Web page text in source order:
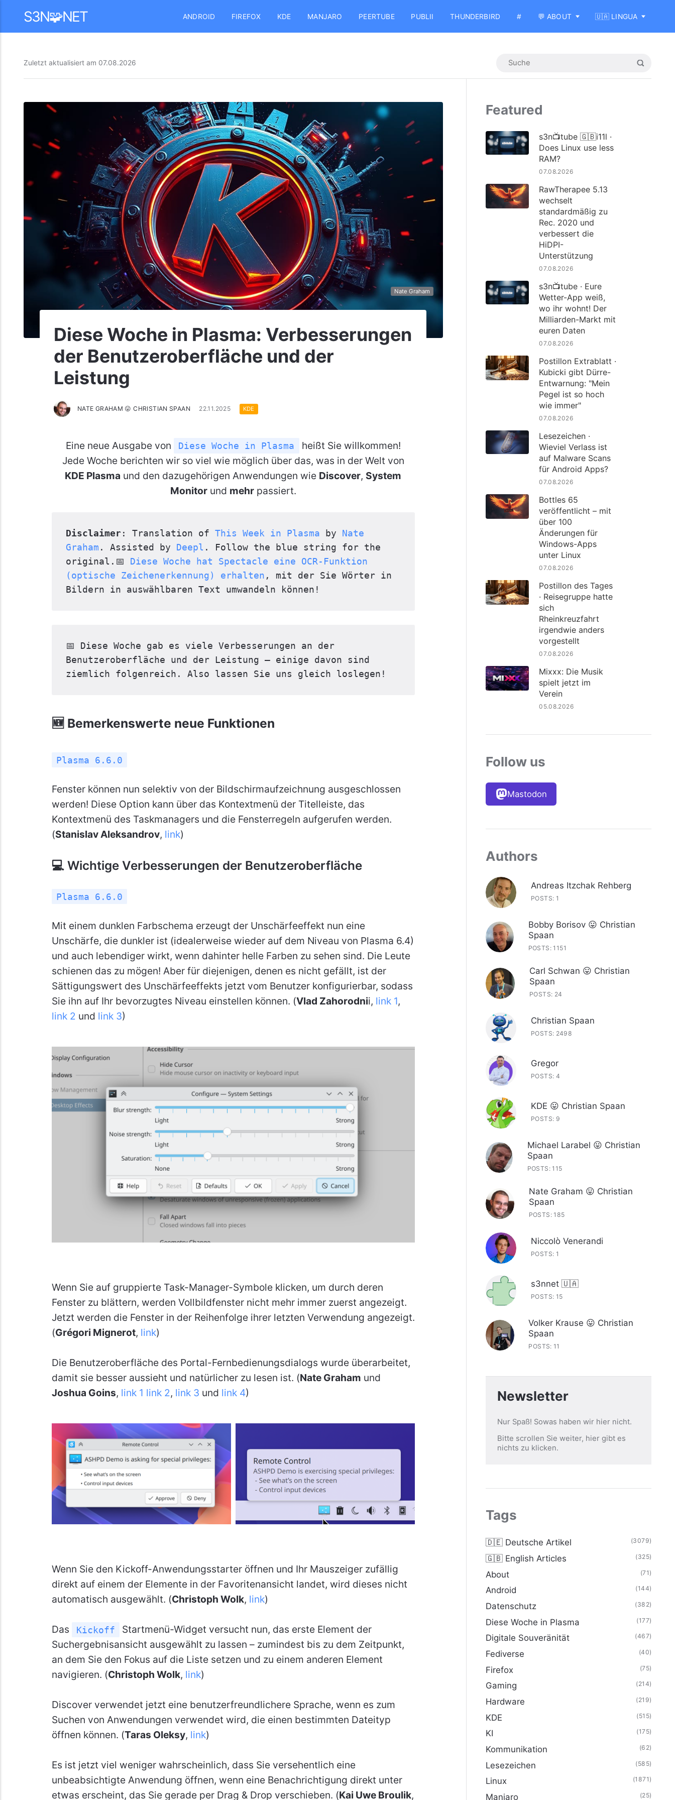
S3N🧩NET ANDROID FIREFOX KDE MANJARO PEERTUBE PUBLII THUNDERBIRD # 💬 ABOUT 🇺🇦 LINGUA
Zuletzt aktualisiert am 07.08.2026
Nate Graham
Diese Woche in Plasma: Verbesserungen
der Benutzeroberfläche und der
Leistung
NATE GRAHAM 😛 CHRISTIAN SPAAN 22.11.2025 KDE
Eine neue Ausgabe von Diese Woche in Plasma
heißt Sie willkommen!
Jede Woche berichten wir so viel wie möglich über das, was in der Welt von
KDE Plasma und den dazugehörigen Anwendungen wie Discover, System
Monitorund mehrpassiert.
Disclaimer : Translation of This Week in Plasma by Nate
Graham . Assisted by Deepl . Follow the blue string for the
original.📅 Diese Woche hat Spectacle eine OCR-Funktion
(optische Zeichenerkennung) erhalten , mit der Sie Wörter in
Bildern in auswählbaren Text umwandeln können!
📅 Diese Woche gab es viele Verbesserungen an der
Benutzeroberfläche und der Leistung – einige davon sind
ziemlich folgenreich. Also lassen Sie uns gleich loslegen!
🆕 Bemerkenswerte neue Funktionen
Plasma 6.6.0
Fenster können nun selektiv von der Bildschirmaufzeichnung ausgeschlossen
werden! Diese Option kann über das Kontextmenü der Titelleiste, das
Kontextmenü des Taskmanagers und die Fensterregeln aufgerufen werden.
(Stanislav Aleksandrov, link)
💻 Wichtige Verbesserungen der Benutzeroberfläche
Plasma 6.6.0
Mit einem dunklen Farbschema erzeugt der Unschärfeeffekt nun eine
Unschärfe, die dunkler ist (idealerweise wieder auf dem Niveau von Plasma 6.4)
und auch lebendiger wirkt, wenn dahinter helle Farben zu sehen sind. Die Leute
schienen das zu mögen! Aber für diejenigen, denen es nicht gefällt, ist der
Sättigungswert des Unschärfeeffekts jetzt vom Benutzer konfigurierbar, sodass
Sie ihn auf Ihr bevorzugtes Niveau einstellen können. (Vlad Zahorodnii, link 1,
link 2 und link 3)
Wenn Sie auf gruppierte Task-Manager-Symbole klicken, um durch deren
Fenster zu blättern, werden Vollbildfenster nicht mehr immer zuerst angezeigt.
Jetzt werden die Fenster in der Reihenfolge ihrer letzten Verwendung angezeigt.
(Grégori Mignerot, link)
Die Benutzeroberfläche des Portal-Fernbedienungsdialogs wurde überarbeitet,
damit sie besser aussieht und natürlicher zu lesen ist. (Nate Graham und
Joshua Goins, link 1 link 2, link 3 und link 4)
Wenn Sie den Kickoff-Anwendungsstarter öffnen und Ihr Mauszeiger zufällig
direkt auf einem der Elemente in der Favoritenansicht landet, wird dieses nicht
automatisch ausgewählt. (Christoph Wolk, link)
Das Kickoff
Startmenü-Widget versucht nun, das erste Element der
Suchergebnisansicht ausgewählt zu lassen – zumindest bis zu dem Zeitpunkt,
an dem Sie den Fokus auf die Liste setzen und zu einem anderen Element
navigieren. (Christoph Wolk, link)
Discover verwendet jetzt eine benutzerfreundlichere Sprache, wenn es zum
Suchen von Anwendungen verwendet wird, die einen bestimmten Dateityp
öffnen können. (Taras Oleksy, link)
Es ist jetzt viel weniger wahrscheinlich, dass Sie versehentlich eine
unbeabsichtigte Anwendung öffnen, wenn eine Benachrichtigung direkt unter
etwas erscheint, das Sie gerade per Drag & Drop verschieben. (Kai Uwe Broulik,
Featured
s3n📺tube 🇬🇧i11l ·
Does Linux use less
RAM?
07.08.2026
RawTherapee 5.13
wechselt
standardmäßig zu
Rec. 2020 und
verbessert die
HiDPI-
Unterstützung
07.08.2026
s3n📺tube · Eure
Wetter-App weiß,
wo ihr wohnt! Der
Milliarden-Markt mit
euren Daten
07.08.2026
Postillon Extrablatt ·
Kubicki gibt Dürre-
Entwarnung: "Mein
Pegel ist so hoch
wie immer"
07.08.2026
Lesezeichen ·
Wieviel Verlass ist
auf Malware Scans
für Android Apps?
07.08.2026
Bottles 65
veröffentlicht – mit
über 100
Änderungen für
Windows-Apps
unter Linux
07.08.2026
Postillon des Tages
· Reisegruppe hatte
sich
Rheinkreuzfahrt
irgendwie anders
vorgestellt
07.08.2026
Mixxx: Die Musik
spielt jetzt im
Verein
05.08.2026
Follow us
Mastodon
Authors
Andreas Itzchak Rehberg
POSTS: 1
Bobby Borisov 😛 Christian
Spaan
POSTS: 1151
Carl Schwan 😛 Christian
Spaan
POSTS: 24
Christian Spaan
POSTS: 2498
Gregor
POSTS: 4
KDE 😛 Christian Spaan
POSTS: 9
Michael Larabel 😛 Christian
Spaan
POSTS: 115
Nate Graham 😛 Christian
Spaan
POSTS: 185
Niccolò Venerandi
POSTS: 1
s3nnet 🇺🇦
POSTS: 15
Volker Krause 😛 Christian
Spaan
POSTS: 11
Newsletter
Nur Spaß! Sowas haben wir hier nicht.
Bitte scrollen Sie weiter, hier gibt es
nichts zu klicken.
Tags
🇩🇪 Deutsche Artikel (3079)
🇬🇧 English Articles (325)
About (71)
Android (144)
Datenschutz (382)
Diese Woche in Plasma (177)
Digitale Souveränität (467)
Fediverse (40)
Firefox (75)
Gaming (214)
Hardware (219)
KDE (515)
KI (175)
Kommunikation (62)
Lesezeichen (585)
Linux (1871)
Manjaro (25)